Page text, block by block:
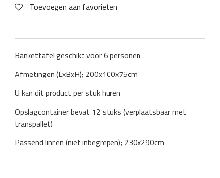
Toevoegen aan favorieten
Bankettafel geschikt voor 6 personen
Afmetingen (LxBxH); 200x100x75cm
U kan dit product per stuk huren
Opslagcontainer bevat 12 stuks (verplaatsbaar met
transpallet)
Passend linnen (niet inbegrepen); 230x290cm